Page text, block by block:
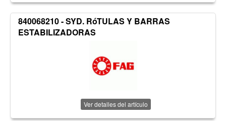
840068210 - SYD. RóTULAS Y BARRAS
ESTABILIZADORAS
Ver detalles del artículo